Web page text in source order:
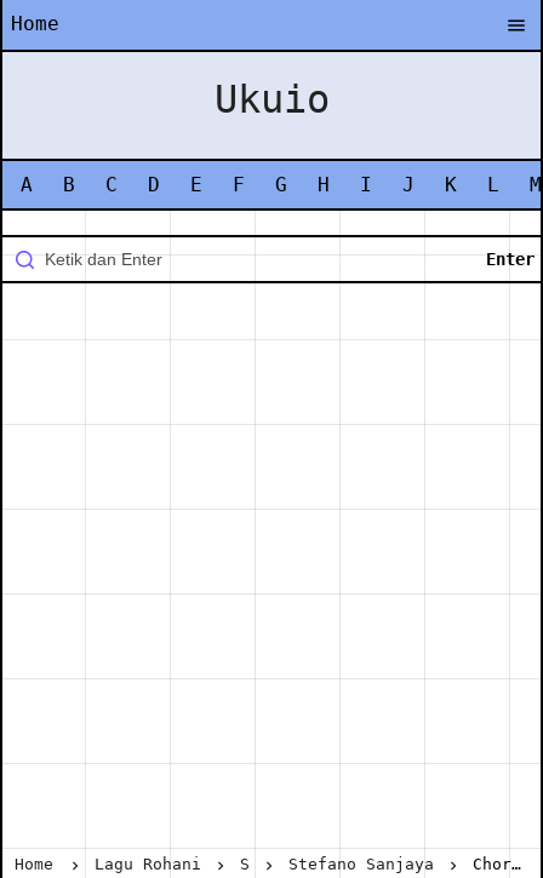
Home
Ukuio
A B C D E F G H I J K L M
Home Lagu Rohani S Stefano Sanjaya Chord Gitar Pulihkan Keluargaku - Stefano Sanjaya